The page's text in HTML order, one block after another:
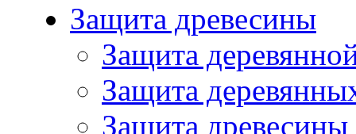
Защита древесины
Защита
Защита
Защита